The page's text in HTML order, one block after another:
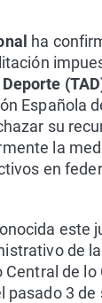
ha
Española
su
la
en
este
de
de lo
pasado 3 de